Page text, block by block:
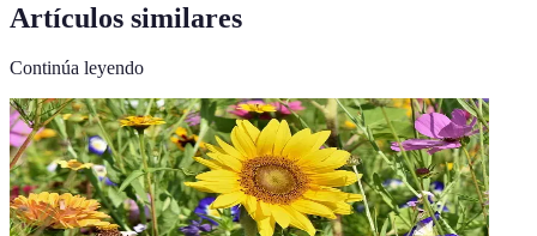
Artículos similares
Continúa leyendo